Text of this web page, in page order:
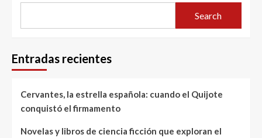
Search
Entradas recientes
Cervantes, la estrella española: cuando el Quijote
conquistó el firmamento
Novelas y libros de ciencia ficción que exploran el